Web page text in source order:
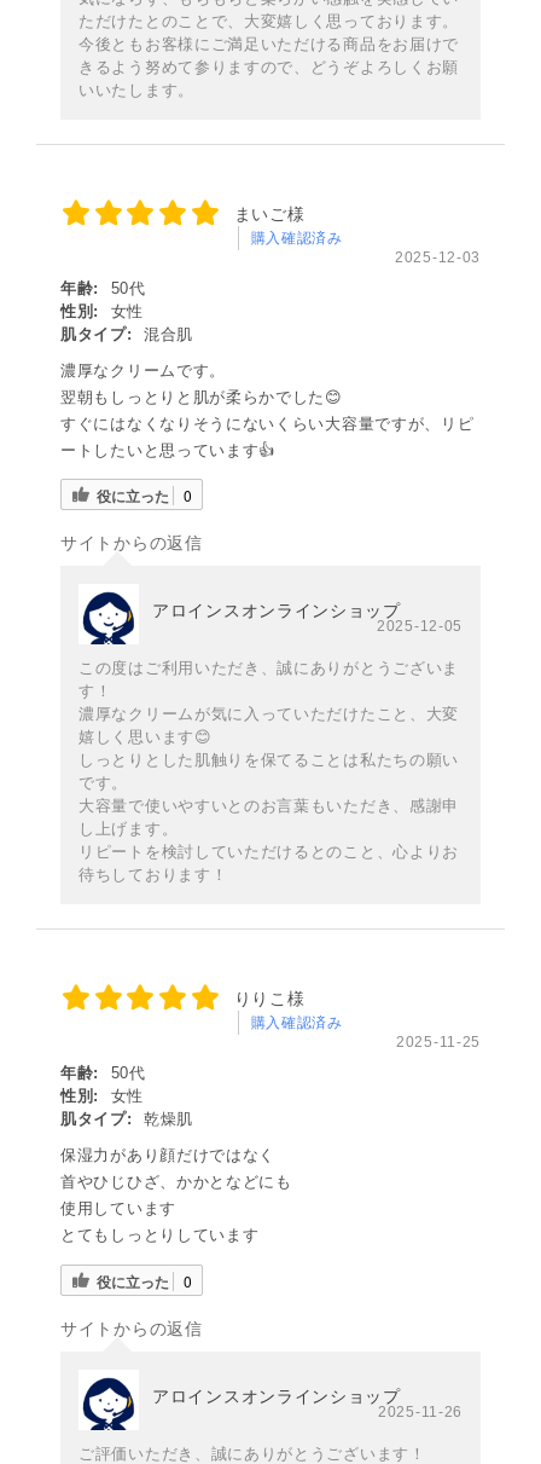
ただけたとのことで、大変嬉しく思っております。
今後ともお客様にご満足いただける商品をお届けで
きるよう努めて参りますので、どうぞよろしくお願
いいたします。
まいご様
購入確認済み
2025-12-03
年齢:
50代
性別:
女性
肌タイプ:
混合肌
濃厚なクリームです。
翌朝もしっとりと肌が柔らかでした😊
すぐにはなくなりそうにないくらい大容量ですが、リピ
ートしたいと思っています👍
役に立った 0
サイトからの返信
アロインスオンラインショップ
2025-12-05
この度はご利用いただき、誠にありがとうございま
す！
濃厚なクリームが気に入っていただけたこと、大変
嬉しく思います😊
しっとりとした肌触りを保てることは私たちの願い
です。
大容量で使いやすいとのお言葉もいただき、感謝申
し上げます。
リピートを検討していただけるとのこと、心よりお
待ちしております！
りりこ様
購入確認済み
2025-11-25
年齢:
50代
性別:
女性
肌タイプ:
乾燥肌
保湿力があり顔だけではなく
首やひじひざ、かかとなどにも
使用しています
とてもしっとりしています
役に立った 0
サイトからの返信
アロインスオンラインショップ
2025-11-26
ご評価いただき、誠にありがとうございます！